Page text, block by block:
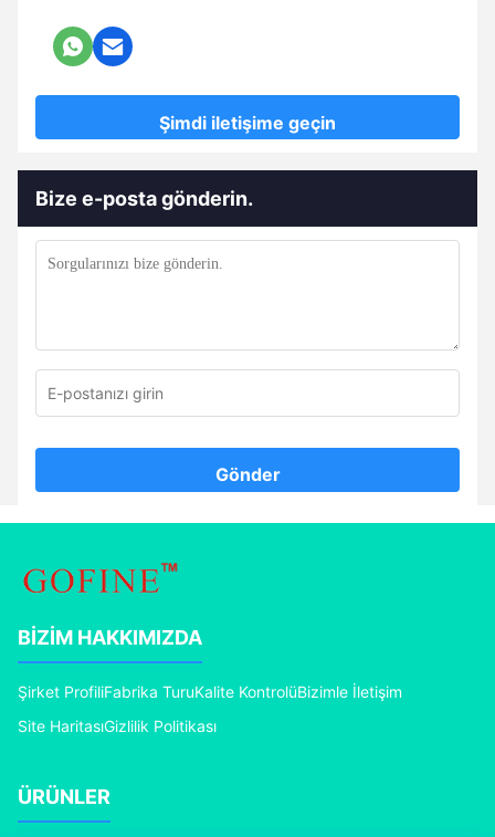
Şimdi iletişime geçin
Bize e-posta gönderin.
Gönder
BIZIM HAKKIMIZDA
Şirket ProfiliFabrika TuruKalite KontrolüBizimle İletişim
Site HaritasıGizlilik Politikası
ÜRÜNLER